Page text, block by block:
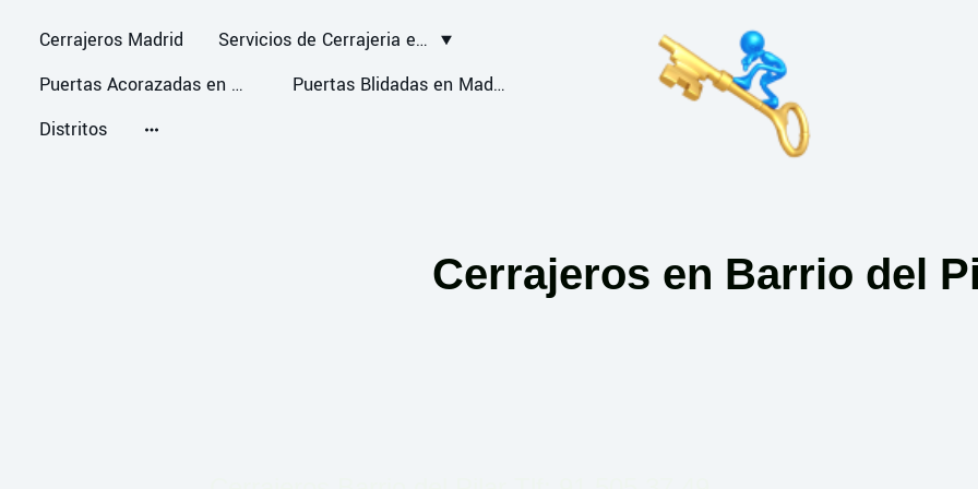
Cerrajeros Madrid
Servicios de Cerrajeria en Madrid
Puertas Acorazadas en Madrid
Puertas Blidadas en Madrid
Distritos
Cerrajeros en Barrio del